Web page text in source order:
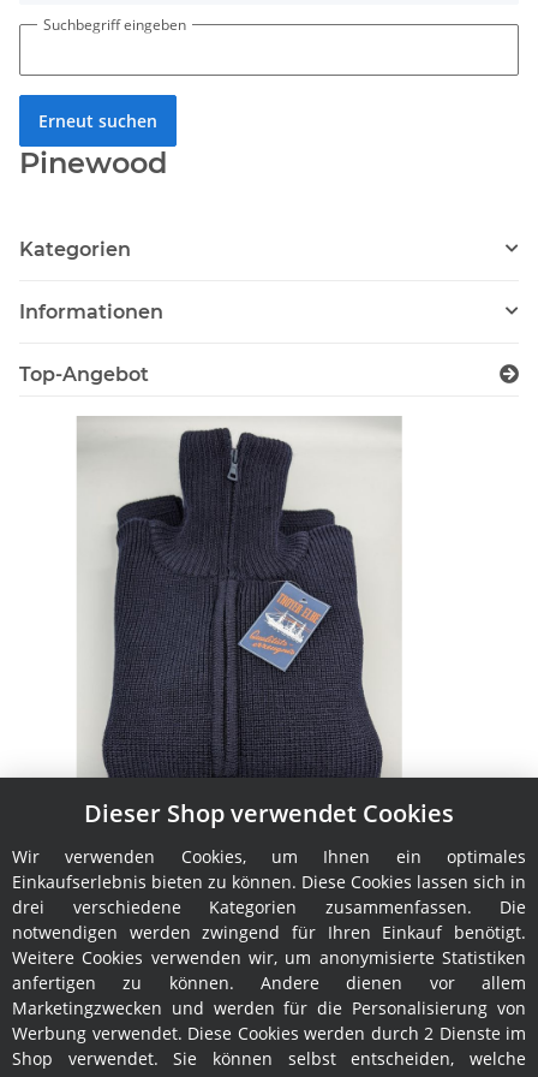
Suchbegriff eingeben
Erneut suchen
Pinewood
Kategorien
Informationen
Top-Angebot
Damen-Troyer Elbe S
119,00 €*
Dieser Shop verwendet Cookies
Wir verwenden Cookies, um Ihnen ein optimales
Einkaufserlebnis bieten zu können. Diese Cookies lassen sich in
drei verschiedene Kategorien zusammenfassen. Die
notwendigen werden zwingend für Ihren Einkauf benötigt.
Weitere Cookies verwenden wir, um anonymisierte Statistiken
anfertigen zu können. Andere dienen vor allem
Marketingzwecken und werden für die Personalisierung von
Werbung verwendet. Diese Cookies werden durch 2 Dienste im
Shop verwendet. Sie können selbst entscheiden, welche